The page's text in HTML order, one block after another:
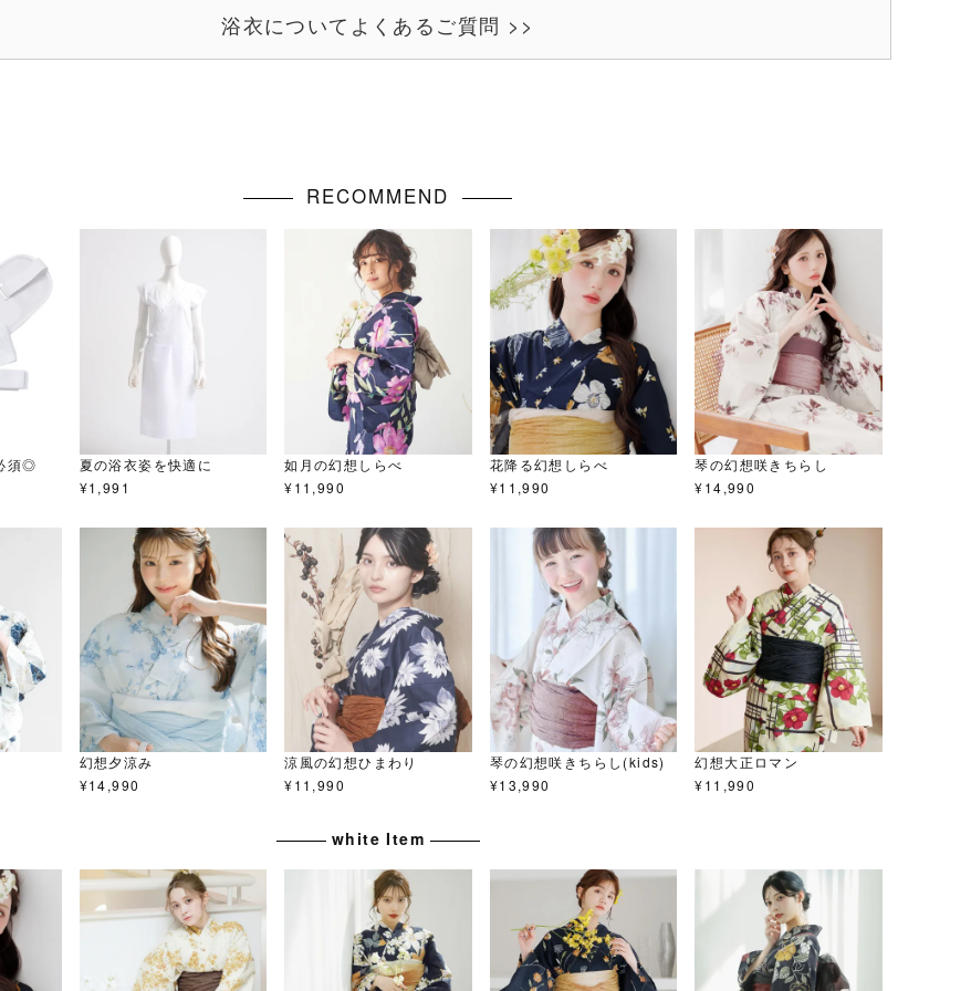
浴衣についてよくあるご質問 >>
RECOMMEND
須◎
夏の浴衣姿を快適に
¥1,991
如月の幻想しらべ
¥11,990
花降る幻想しらべ
¥11,990
琴の幻想咲きちらし
¥14,990
幻想夕涼み
¥14,990
涼風の幻想ひまわり
¥11,990
琴の幻想咲きちらし(kids)
¥13,990
幻想大正ロマン
¥11,990
white Item